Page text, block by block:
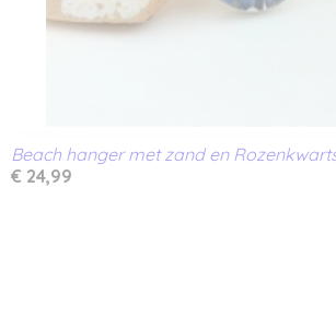
Beach hanger met zand en
€ 24,99